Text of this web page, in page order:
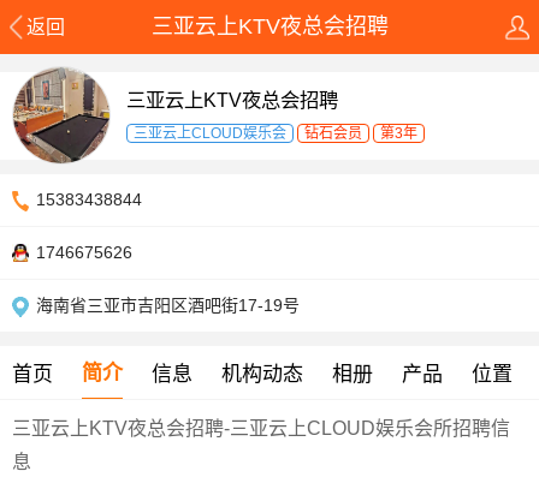
返回 三亚云上KTV夜总会招聘
三亚云上KTV夜总会招聘
三亚云上CLOUD娱乐会 钻石会员 第3年
15383438844
1746675626
海南省三亚市吉阳区酒吧街17-19号
首页 简介 信息 机构动态 相册 产品 位置
三亚云上KTV夜总会招聘-三亚云上CLOUD娱乐会所招聘信
息